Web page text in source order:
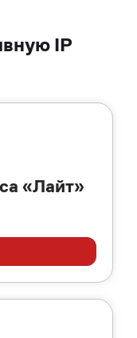
IP
«Лайт»